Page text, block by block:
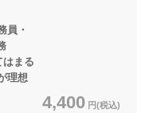
員・
る
理想
4,400 円(税込)